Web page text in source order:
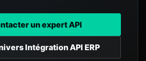
un expert API
Intégration API ERP